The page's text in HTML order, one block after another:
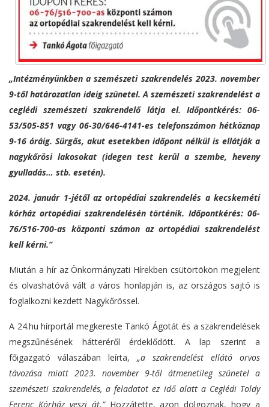
„Intézményünkben a szemészeti szakrendelés 2023. november
9-től határozatlan ideig szünetel. A szemészeti szakrendelést a
ceglédi szemészeti szakrendelő látja el. Időpontkérés: 06-
53/505-851 vagy 06-30/646-4141-es telefonszámon hétköznap
9-16 óráig. Sürgős, akut esetekben időpont nélkül is ellátják a
nagykőrösi lakosokat (idegen test kerül a szembe, heveny
gyulladás… stb. esetén).
2024. január 1-jétől az ortopédiai szakrendelés a kecskeméti
kórház ortopédiai szakrendelésén történik. Időpontkérés: 06-
76/516-700-as központi számon az ortopédiai szakrendelést
kell kérni.”
Miután a hír az Önkormányzati Hírekben csütörtökön megjelent
és olvashatóvá vált a város honlapján is, az országos sajtó is
foglalkozni kezdett Nagykőrössel.
A 24.hu hírportál megkereste Tankó Ágotát és a szakrendelések
megszűnésének hátteréről érdeklődött. A lap szerint a
főigazgató válaszában leírta, „a szakrendelést ellátó orvos
távozása miatt 2023. november 9-től átmenetileg szünetel a
szemészeti szakrendelés, a feladatot ez idő alatt a Ceglédi Toldy
Ferenc Kórház veszi át.” Hozzátette, azon dolgoznak, hogy a